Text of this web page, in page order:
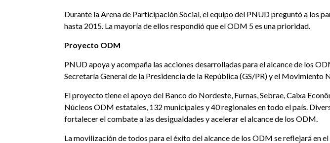
Durante la Arena de Participación Social, el equipo del PNUD preguntó a los
hasta 2015. La mayoría de ellos respondió que el ODM 5 es una prioridad.
Proyecto ODM
PNUD apoya y acompaña las acciones desarrolladas para el alcance de los
Secretaría General de la Presidencia de la República (GS/PR) y el
El proyecto tiene el apoyo del Banco do Nordeste, Furnas, Sebrae, Caixa
Núcleos ODM estatales, 132 municipales y 40 regionales en todo el país.
fortalecer el combate a las desigualdades y acelerar el alcance de los ODM.
La movilización de todos para el éxito del alcance de los ODM se reflejará en